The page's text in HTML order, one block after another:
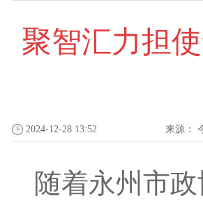
聚智汇力担
2024-12-28 13:52 来源：
随着永州市